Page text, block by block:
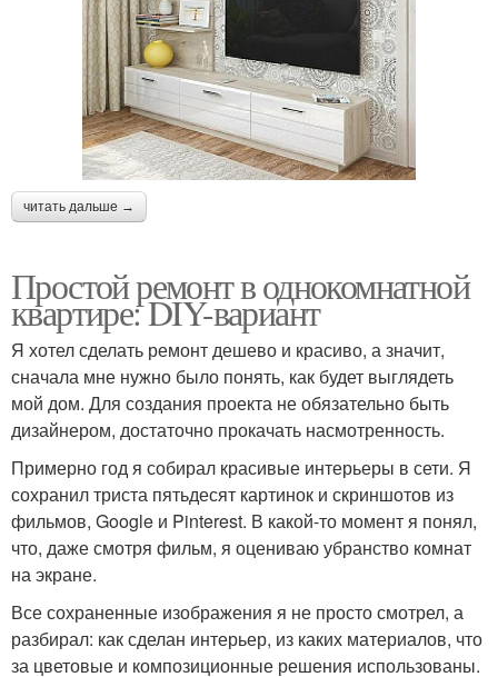
читать дальше →
Простой ремонт в однокомнатной
квартире: DIY-вариант
Я хотел сделать ремонт дешево и красиво, а значит,
сначала мне нужно было понять, как будет выглядеть
мой дом. Для создания проекта не обязательно быть
дизайнером, достаточно прокачать насмотренность.
Примерно год я собирал красивые интерьеры в сети. Я
сохранил триста пятьдесят картинок и скриншотов из
фильмов, Google и Pinterest. В какой-то момент я понял,
что, даже смотря фильм, я оцениваю убранство комнат
на экране.
Все сохраненные изображения я не просто смотрел, а
разбирал: как сделан интерьер, из каких материалов, что
за цветовые и композиционные решения использованы.